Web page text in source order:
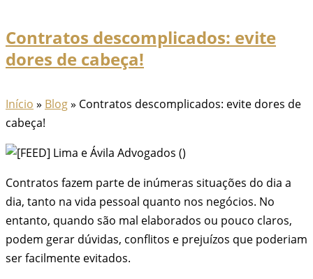
Contratos descomplicados: evite
dores de cabeça!
Início » Blog» Contratos descomplicados: evite dores de
cabeça!
Contratos fazem parte de inúmeras situações do dia a
dia, tanto na vida pessoal quanto nos negócios. No
entanto, quando são mal elaborados ou pouco claros,
podem gerar dúvidas, conflitos e prejuízos que poderiam
ser facilmente evitados.